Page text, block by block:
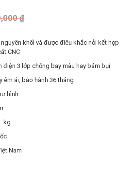
₫
khối và được điêu khắc nỗi kết hợp
CNC
3 lớp chống bay màu hay bám bụi
êm ái, bảo hành 36 tháng
hình
kg
Nam